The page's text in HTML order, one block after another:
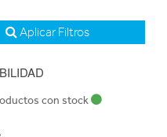
NAVEGADORES GPS
Aplicar Filtros
con stock